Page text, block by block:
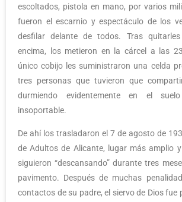
escoltados, pistola en mano, por varios
fueron el escarnio y espectáculo de los
desfilar delante de todos. Tras
encima, los metieron en la cárcel a las
único cobijo les suministraron una celda
tres personas que tuvieron que
durmiendo evidentemente en el
insoportable.
De ahí los trasladaron el 7 de agosto de
de Adultos de Alicante, lugar más amplio
siguieron “descansando” durante tres
pavimento. Después de muchas
contactos de su padre, el siervo de Dios fue